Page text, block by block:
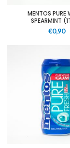
MENTOS PURE
SPEARMINT
€0,90